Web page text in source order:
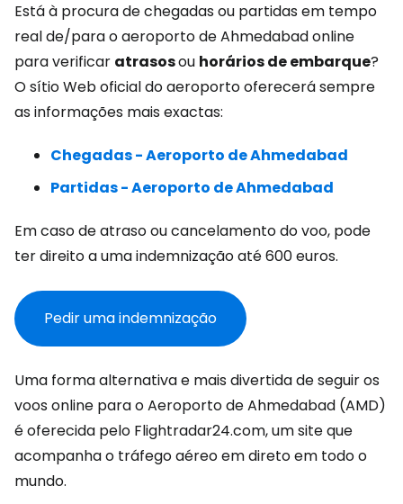
Está à procura de chegadas ou partidas em tempo
real de/para o aeroporto de Ahmedabad online
para verificar atrasosou horários de embarque?
O sítio Web oficial do aeroporto oferecerá sempre
as informações mais exactas:
Chegadas - Aeroporto de Ahmedabad
Partidas - Aeroporto de Ahmedabad
Em caso de atraso ou cancelamento do voo, pode
ter direito a uma indemnização até 600 euros.
Pedir uma indemnização
Uma forma alternativa e mais divertida de seguir os
voos online para o Aeroporto de Ahmedabad (AMD)
é oferecida pelo Flightradar24.com, um site que
acompanha o tráfego aéreo em direto em todo o
mundo.